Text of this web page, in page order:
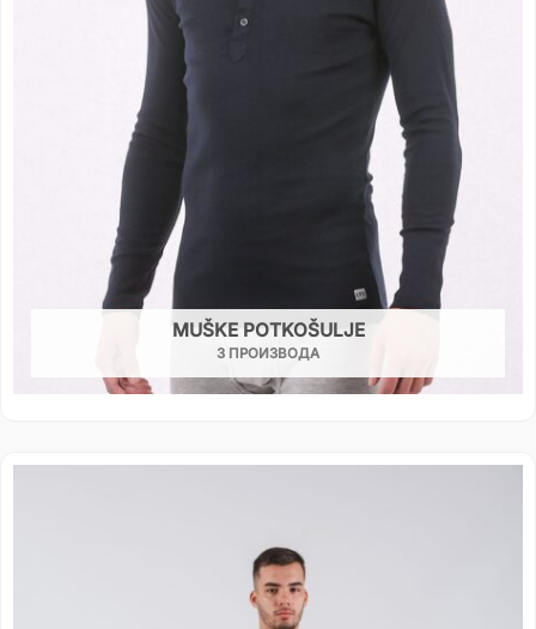
MUŠKE POTKOŠULJE
3 ПРОИЗВОДА